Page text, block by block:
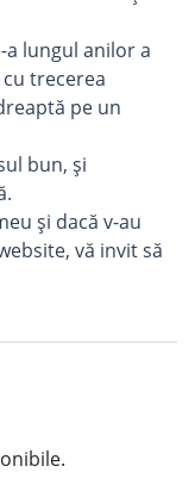
lungul anilor a
trecerea
pe un
bun, și
și dacă v-au
vă invit să